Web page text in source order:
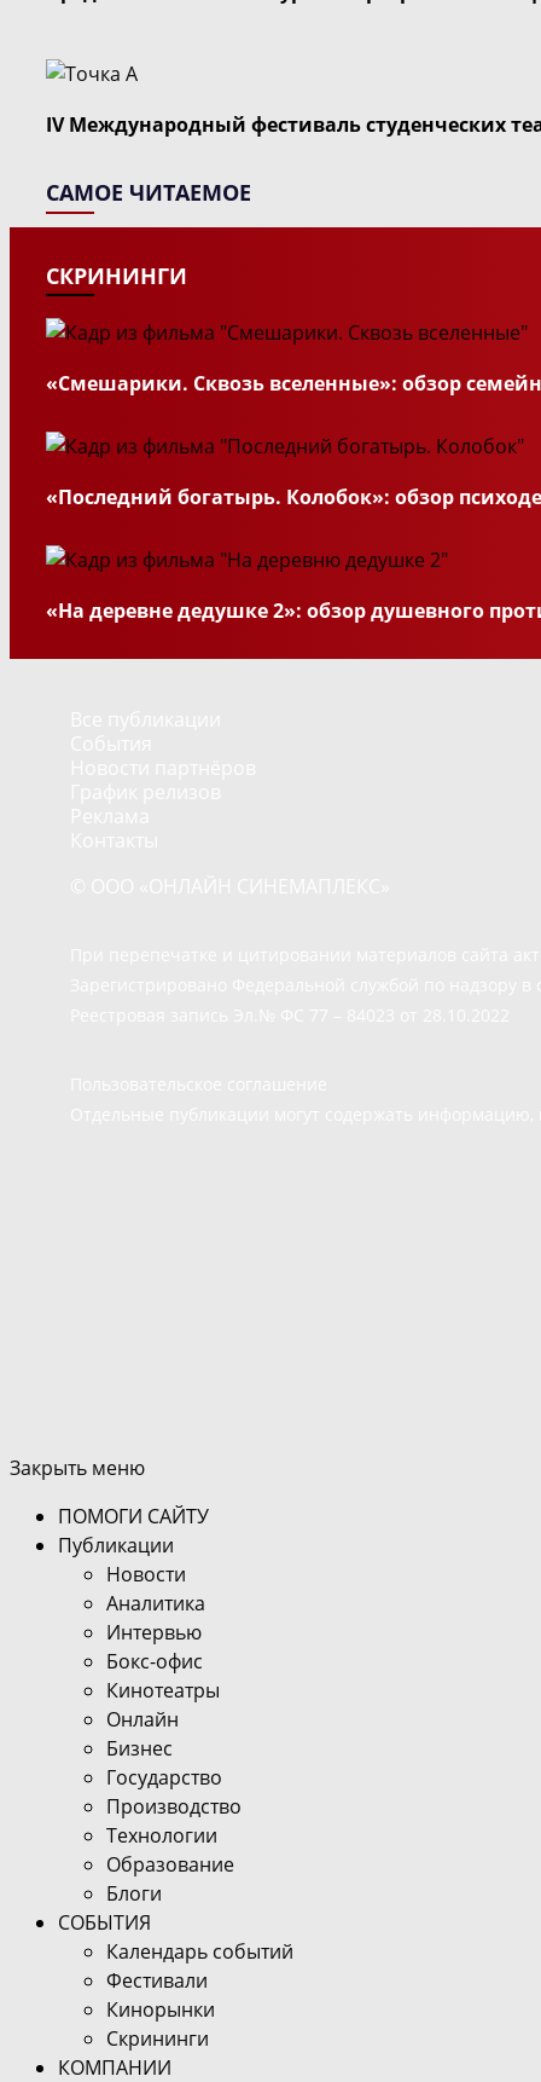
IV Международный фестиваль студенческих
САМОЕ ЧИТАЕМОЕ
СКРИНИНГИ
«Смешарики. Сквозь вселенные»: обзор
«Последний богатырь. Колобок»: обзор
«На деревне дедушке 2»: обзор душевного
Закрыть меню
ПОМОГИ САЙТУ
Публикации
Новости
Аналитика
Интервью
Бокс-офис
Кинотеатры
Онлайн
Бизнес
Государство
Производство
Технологии
Образование
Блоги
СОБЫТИЯ
Календарь событий
Фестивали
Кинорынки
Скрининги
КОМПАНИИ